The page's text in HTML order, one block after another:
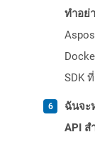
ทำอย่
SDK
ฉันจะ
API ส